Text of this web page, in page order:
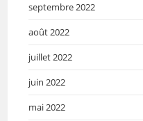
septembre 2022
août 2022
juillet 2022
juin 2022
mai 2022